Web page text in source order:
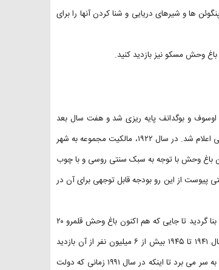
ها و شیرهای دریایی و شنا کردن آنها را برای
وحش مسکو نیز بازدید کنید.
اوسوف و بوگدانف پایه ریزی شد و هفت سال بعد
این مکان با ۳۰۰ نوع حیوان از جمله ۲ ببر و ۲ شیر آغاز به کار کرد. در سال ۱۹۲۲، باغ وحش ملی اعلام شد. در سال ۱۹۲۲، مالکیت مجموعه به شهر
باغ وحش با توجه به سبک سنتی روسی و با چوب
از این رو بودجه قابل توجهی برای آن در
در سال ۱۹۲۶ باغ وحش دستخوش تغییراتی شگرف اما مثبت شد. قسمت های جدیدی در آن بنا گردید تا جایی که هم اکنون باغ وحش قلمرو ۲۰
هکتاری را پوشش می دهد. حتی در طول جنگ جهانی دوم هم این مکان تعطیل نشد و از سال ۱۹۴۱ تا ۱۹۴۵ بیش از ۶ میلیون نفر از آن بازدید
کردند. در دهه هشتاد باغ وحش به دلیل غفلت مسئولان جماهیر شوروی در شرایط وحشتناکی به سر می برد تا اینکه در سال ۱۹۹۱ زمانی که دولت